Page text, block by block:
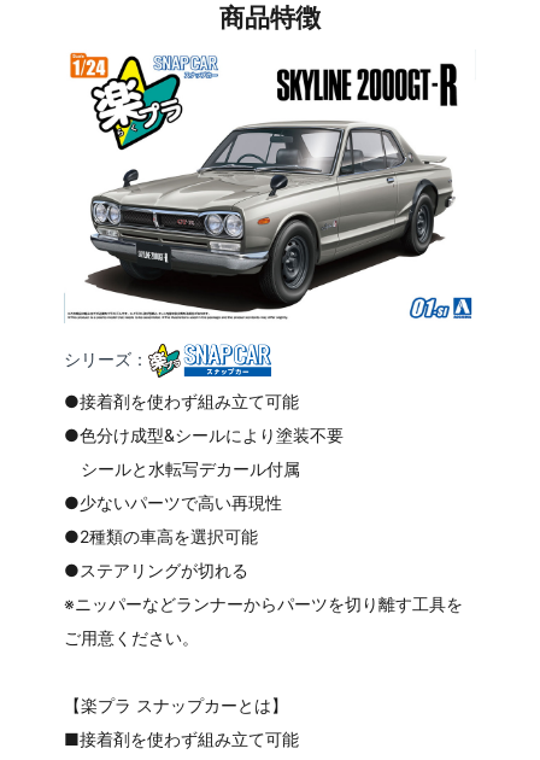
商品特徴
シリーズ：
●接着剤を使わず組み立て可能
●色分け成型&シールにより塗装不要
シールと水転写デカール付属
●少ないパーツで高い再現性
●2種類の車高を選択可能
●ステアリングが切れる
※ニッパーなどランナーからパーツを切り離す工具を
ご用意ください。
【楽プラ スナップカーとは】
■接着剤を使わず組み立て可能